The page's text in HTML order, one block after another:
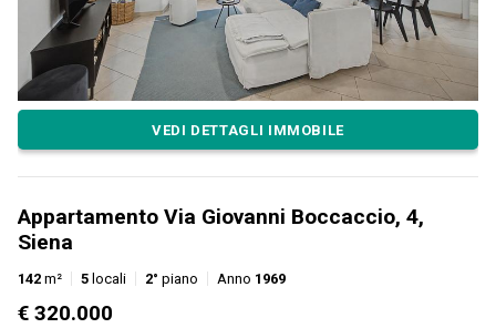
VEDI DETTAGLI IMMOBILE
Appartamento Via Giovanni Boccaccio, 4,
Siena
142 m² 5 locali 2° piano Anno 1969
€ 320.000